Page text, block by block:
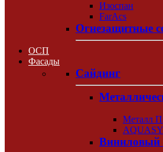
Изоспан
FarAcs
Огнезащитные
ОСП
Фасады
Сайдинг
Металл
Виниловый